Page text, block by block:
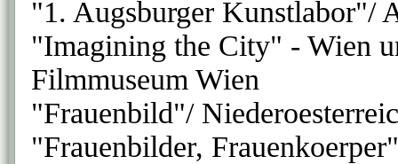
"1. Augsburger Kunstlabor"/
"Imagining the City" - Wien
Filmmuseum Wien
"Frauenbild"/
"Frauenbilder,